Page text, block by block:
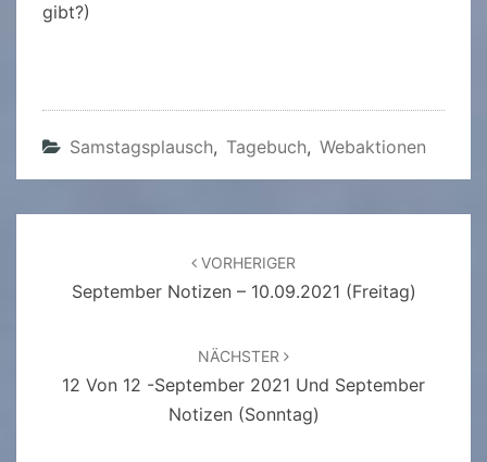
gibt?)
Samstagsplausch, Tagebuch, Webaktionen
VORHERIGER
September Notizen – 10.09.2021 (Freitag)
NÄCHSTER
12 Von 12 -September 2021 Und September
Notizen (Sonntag)